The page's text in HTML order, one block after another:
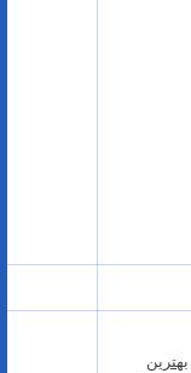
بهترین